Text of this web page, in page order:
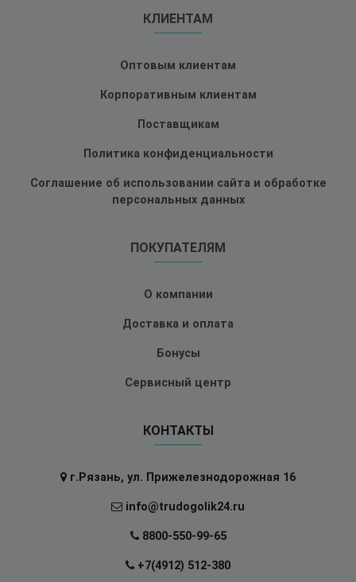
КЛИЕНТАМ
Оптовым клиентам
Корпоративным клиентам
Поставщикам
Политика конфиденциальности
Соглашение об использовании сайта и обработке
персональных данных
ПОКУПАТЕЛЯМ
О компании
Доставка и оплата
Бонусы
Сервисный центр
КОНТАКТЫ
г.Рязань, ул. Прижелезнодорожная 16
info@trudogolik24.ru
8800-550-99-65
+7(4912) 512-380